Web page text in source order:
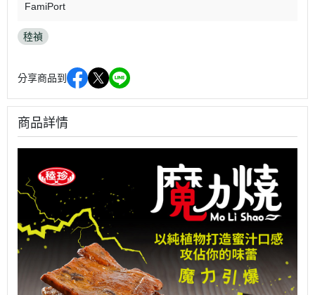
FamiPort
稑禎
分享商品到
商品詳情